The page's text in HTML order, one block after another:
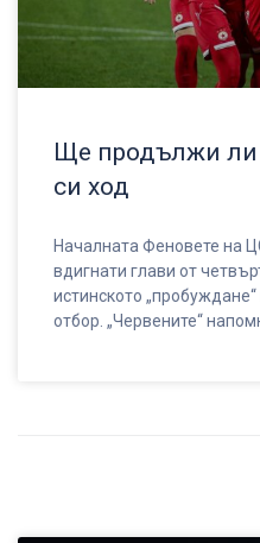
Ще продължи
си ход
Началната Феновете на
вдигнати глави от
истинското
отбор. „Червените“